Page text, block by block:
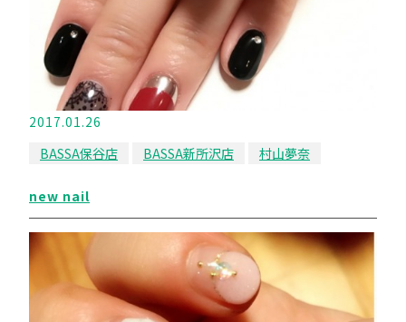
2017.01.26
BASSA保谷店
BASSA新所沢店 村山夢奈
new nail